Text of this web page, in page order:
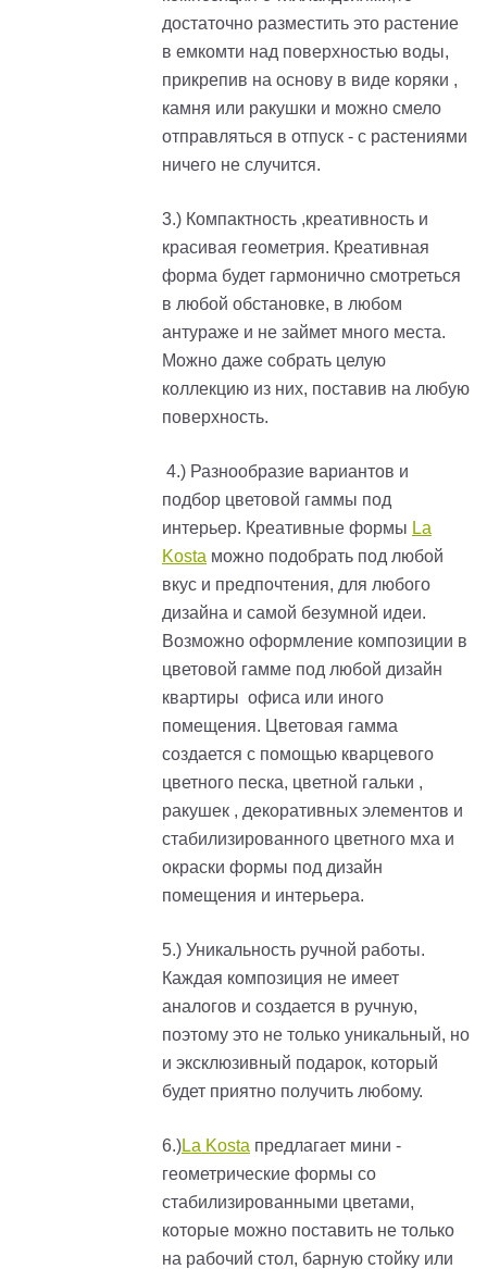
достаточно разместить это растение
в емкомти над поверхностью воды,
прикрепив на основу в виде коряки ,
камня или ракушки и можно смело
отправляться в отпуск - с растениями
ничего не случится.
3.) Компактность ,креативность и
красивая геометрия. Креативная
форма будет гармонично смотреться
в любой обстановке, в любом
антураже и не займет много места.
Можно даже собрать целую
коллекцию из них, поставив на любую
поверхность.
4.) Разнообразие вариантов и
подбор цветовой гаммы под
интерьер. Креативные формы La
Kosta можно подобрать под любой
вкус и предпочтения, для любого
дизайна и самой безумной идеи.
Возможно оформление композиции в
цветовой гамме под любой дизайн
квартиры офиса или иного
помещения. Цветовая гамма
создается с помощью кварцевого
цветного песка, цветной гальки ,
ракушек , декоративных элементов и
стабилизированного цветного мха и
окраски формы под дизайн
помещения и интерьера.
5.) Уникальность ручной работы.
Каждая композиция не имеет
аналогов и создается в ручную,
поэтому это не только уникальный, но
и эксклюзивный подарок, который
будет приятно получить любому.
6.)La Kosta предлагает мини -
геометрические формы со
стабилизированными цветами,
которые можно поставить не только
на рабочий стол, барную стойку или